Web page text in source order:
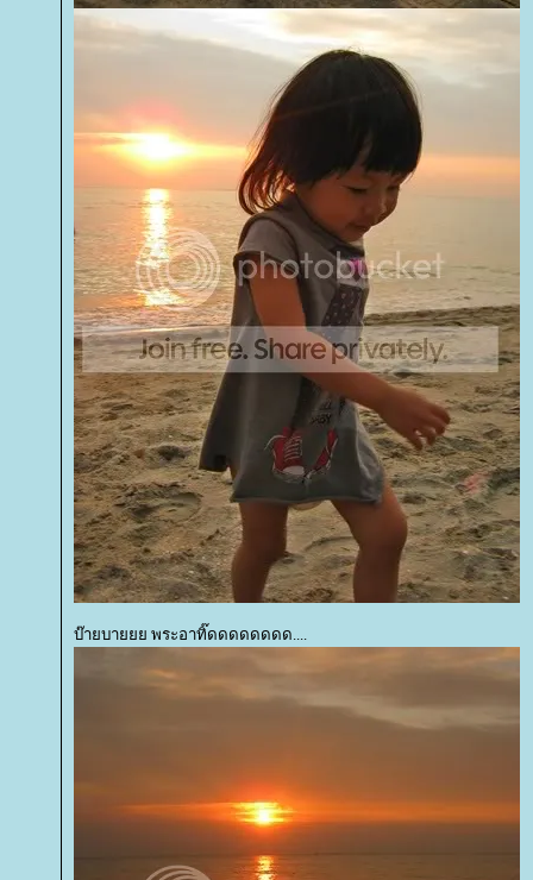
บ๊ายบายยย พระอาทิ๊ดดดดดดดด....